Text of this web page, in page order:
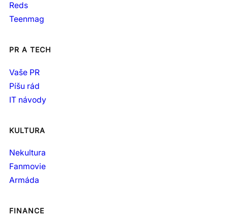
Reds
Teenmag
PR A TECH
Vaše PR
Píšu rád
IT návody
KULTURA
Nekultura
Fanmovie
Armáda
FINANCE